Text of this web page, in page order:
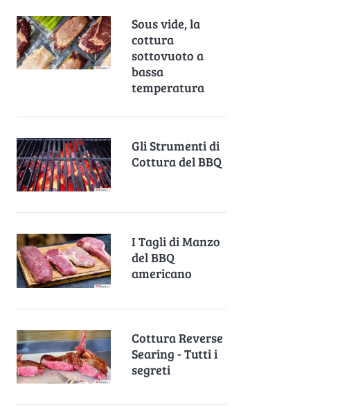
Sous vide, la
cottura
sottovuoto a
bassa
temperatura
Gli Strumenti di
Cottura del BBQ
I Tagli di Manzo
del BBQ
americano
Cottura Reverse
Searing - Tutti i
segreti